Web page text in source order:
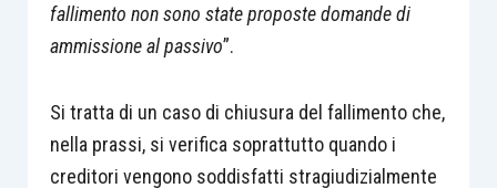
fallimento non sono state proposte domande di
ammissione al passivo”.
Si tratta di un caso di chiusura del fallimento che,
nella prassi, si verifica soprattutto quando i
creditori vengono soddisfatti stragiudizialmente